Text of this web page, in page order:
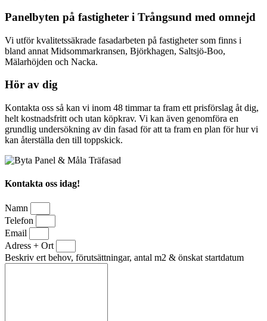
Panelbyten på fastigheter i Trångsund med omnejd
Vi utför kvalitetssäkrade fasadarbeten på fastigheter som finns i
bland annat Midsommarkransen, Björkhagen, Saltsjö-Boo,
Mälarhöjden och Nacka.
Hör av dig
Kontakta oss så kan vi inom 48 timmar ta fram ett prisförslag åt dig,
helt kostnadsfritt och utan köpkrav. Vi kan även genomföra en
grundlig undersökning av din fasad för att ta fram en plan för hur vi
kan återställa den till toppskick.
Kontakta oss idag!
Namn
Telefon
Email
Adress + Ort
Beskriv ert behov, förutsättningar, antal m2 & önskat startdatum